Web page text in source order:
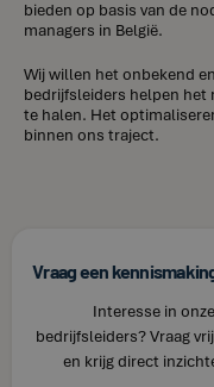
bieden op basis van de
managers in België.
Wij willen het onbekend
bedrijfsleiders helpen het
te halen. Het
binnen ons traject.
Vraag een
Interesse in
bedrijfsleiders? Vraag
en krijg direct